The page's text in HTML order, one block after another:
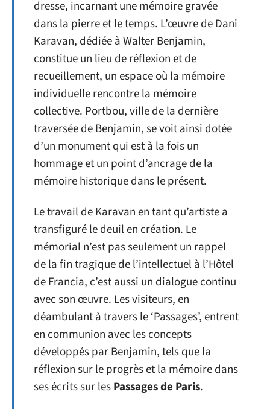
dresse, incarnant une mémoire gravée
dans la pierre et le temps. L’œuvre de Dani
Karavan, dédiée à Walter Benjamin,
constitue un lieu de réflexion et de
recueillement, un espace où la mémoire
individuelle rencontre la mémoire
collective. Portbou, ville de la dernière
traversée de Benjamin, se voit ainsi dotée
d’un monument qui est à la fois un
hommage et un point d’ancrage de la
mémoire historique dans le présent.
Le travail de Karavan en tant qu’artiste a
transfiguré le deuil en création. Le
mémorial n’est pas seulement un rappel
de la fin tragique de l’intellectuel à l’Hôtel
de Francia, c’est aussi un dialogue continu
avec son œuvre. Les visiteurs, en
déambulant à travers le ‘Passages’, entrent
en communion avec les concepts
développés par Benjamin, tels que la
réflexion sur le progrès et la mémoire dans
ses écrits sur lesPassages de Paris.